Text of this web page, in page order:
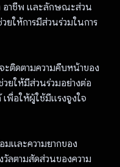
อาชีพ และลักษณะส่วน
ให้การมีส่วนร่วมในการ
ะติดตามความคืบหน้าของ
วยให้มีส่วนร่วมอย่างต่อ
เพื่อให้ผู้ใช้มีแรงจูงใจ
และความยากของ
ลตามสัดส่วนของความ